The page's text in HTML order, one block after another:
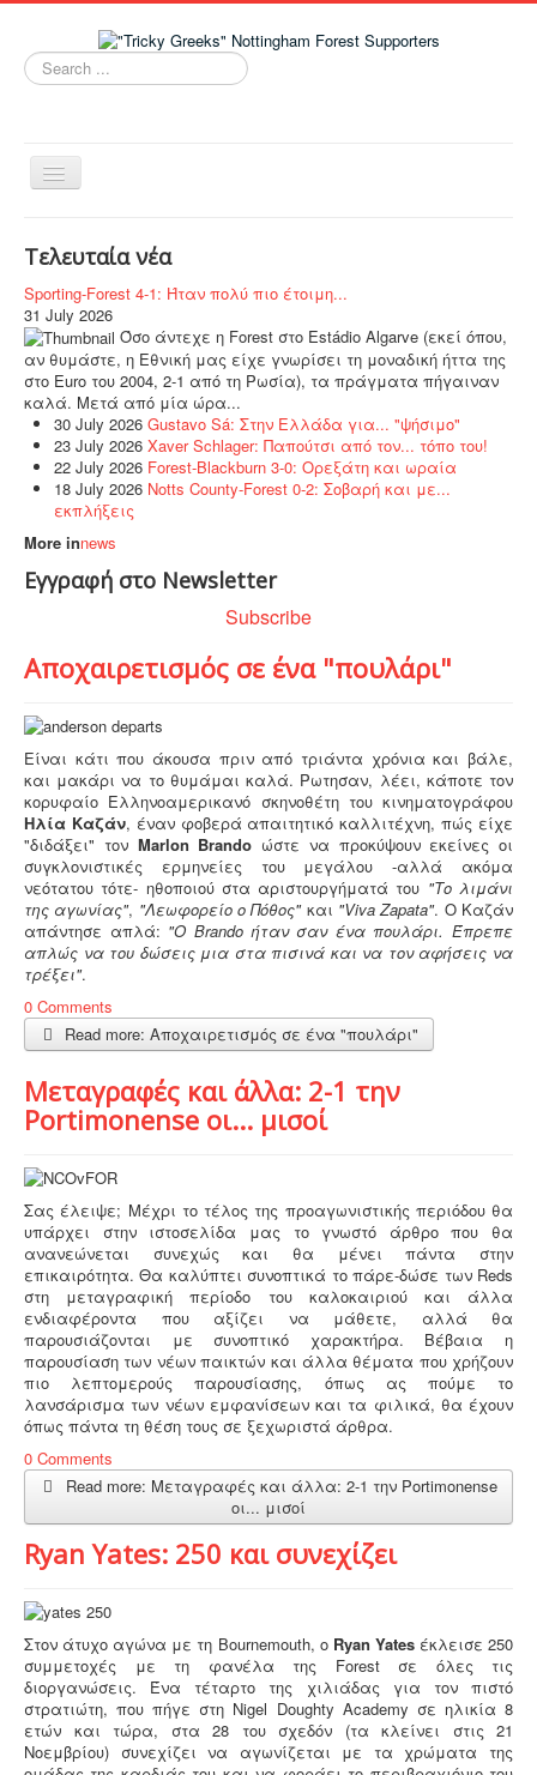
Search
...
Toggle
Navigation
Νέα
Ομάδα
Tricky Greeks
NFFC Women
Links
Live Chat!
Επικοινωνία
Τελευταία νέα
Sporting-Forest 4-1: Ήταν πολύ πιο έτοιμη...
31 July 2026
Όσο άντεχε η Forest στο Estádio Algarve (εκεί όπου,
αν θυμάστε, η Εθνική μας είχε γνωρίσει τη μοναδική ήττα της
στο Euro του 2004, 2-1 από τη Ρωσία), τα πράγματα πήγαιναν
καλά. Μετά από μία ώρα...
30 July 2026 Gustavo Sá: Στην Ελλάδα για... "ψήσιμο"
23 July 2026 Xaver Schlager: Παπούτσι από τον... τόπο του!
22 July 2026 Forest-Blackburn 3-0: Ορεξάτη και ωραία
18 July 2026 Notts County-Forest 0-2: Σοβαρή και με...
εκπλήξεις
More innews
Εγγραφή στο Newsletter
Subscribe
Αποχαιρετισμός σε ένα "πουλάρι"
Είναι κάτι που άκουσα πριν από τριάντα χρόνια και βάλε,
και μακάρι να το θυμάμαι καλά. Ρωτησαν, λέει, κάποτε τον
κορυφαίο Ελληνοαμερικανό σκηνοθέτη του κινηματογράφου
Ηλία Καζάν, έναν φοβερά απαιτητικό καλλιτέχνη, πώς είχε
"διδάξει" τον Marlon Brando ώστε να προκύψουν εκείνες οι
συγκλονιστικές ερμηνείες του μεγάλου -αλλά ακόμα
νεότατου τότε- ηθοποιού στα αριστουργήματά του "Το λιμάνι
της αγωνίας", "Λεωφορείο ο Πόθος"και "Viva Zapata". O Καζάν
απάντησε απλά: "Ο Brando ήταν σαν ένα πουλάρι. Έπρεπε
απλώς να του δώσεις μια στα πισινά και να τον αφήσεις να
τρέξει".
0 Comments
Read more: Αποχαιρετισμός σε ένα "πουλάρι"
Μεταγραφές και άλλα: 2-1 την
Portimonense οι... μισοί
Σας έλειψε; Μέχρι το τέλος της προαγωνιστικής περιόδου θα
υπάρχει στην ιστοσελίδα μας το γνωστό άρθρο που θα
ανανεώνεται συνεχώς και θα μένει πάντα στην
επικαιρότητα. Θα καλύπτει συνοπτικά το πάρε-δώσε των Reds
στη μεταγραφική περίοδο του καλοκαιριού και άλλα
ενδιαφέροντα που αξίζει να μάθετε, αλλά θα
παρουσιάζονται με συνοπτικό χαρακτήρα. Βέβαια η
παρουσίαση των νέων παικτών και άλλα θέματα που χρήζουν
πιο λεπτομερούς παρουσίασης, όπως ας πούμε το
λανσάρισμα των νέων εμφανίσεων και τα φιλικά, θα έχουν
όπως πάντα τη θέση τους σε ξεχωριστά άρθρα.
0 Comments
Read more: Μεταγραφές και άλλα: 2-1 την Portimonense
οι... μισοί
Ryan Yates: 250 και συνεχίζει
Στον άτυχο αγώνα με τη Bournemouth, o Ryan Yatesέκλεισε 250
συμμετοχές με τη φανέλα της Forest σε όλες τις
διοργανώσεις. Ένα τέταρτο της χιλιάδας για τον πιστό
στρατιώτη, που πήγε στη Nigel Doughty Academy σε ηλικία 8
ετών και τώρα, στα 28 του σχεδόν (τα κλείνει στις 21
Νοεμβρίου) συνεχίζει να αγωνίζεται με τα χρώματα της